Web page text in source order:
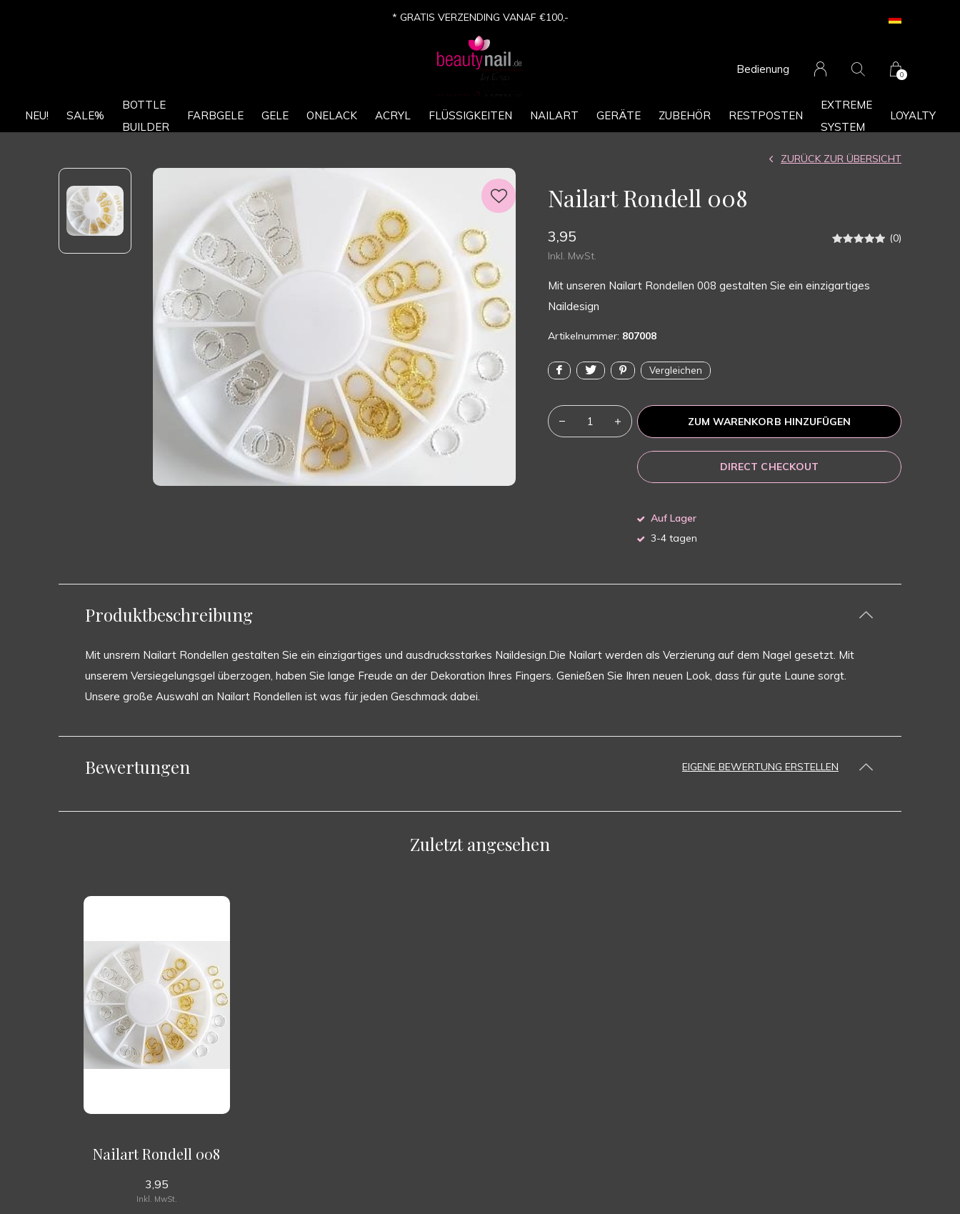
NEU! SALE%
BOTTLE
BUILDER
FARBGELE GELE ONELACK ACRYL FLÜSSIGKEITEN NAILART GERÄTE ZUBEHÖR RESTPOSTEN
EXTREME
SYSTEM
LOYALTY
Bedienung 0
* GRATIS VERZENDING VANAF €100,-
Nailart Rondell 008
ZURÜCK ZUR ÜBERSICHT
3,95
Inkl. MwSt.
(0)
Mit unseren Nailart Rondellen 008 gestalten Sie ein einzigartiges
Naildesign
Artikelnummer: 807008
Vergleichen
ZUM WARENKORB HINZUFÜGEN
DIRECT CHECKOUT
Auf Lager
3-4 tagen
Produktbeschreibung
Mit unsrern Nailart Rondellen gestalten Sie ein einzigartiges und ausdrucksstarkes Naildesign.Die Nailart werden als Verzierung auf dem Nagel gesetzt. Mit
unserem Versiegelungsgel überzogen, haben Sie lange Freude an der Dekoration Ihres Fingers. Genießen Sie Ihren neuen Look, dass für gute Laune sorgt.
Unsere große Auswahl an Nailart Rondellen ist was für jeden Geschmack dabei.
Bewertungen EIGENE BEWERTUNG ERSTELLEN
Zuletzt angesehen
Nailart Rondell 008
3,95
Inkl. MwSt.